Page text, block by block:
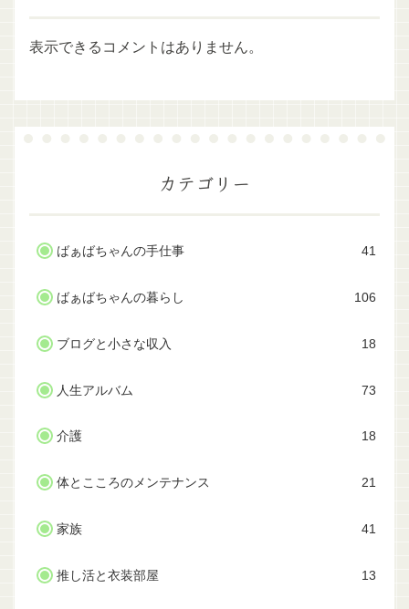
表示できるコメントはありません。
カテゴリー
ばぁばちゃんの手仕事 41
ばぁばちゃんの暮らし 106
ブログと小さな収入 18
人生アルバム 73
介護 18
体とこころのメンテナンス 21
家族 41
推し活と衣装部屋 13